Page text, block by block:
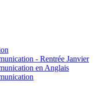
- Rentrée Janvier
en Anglais